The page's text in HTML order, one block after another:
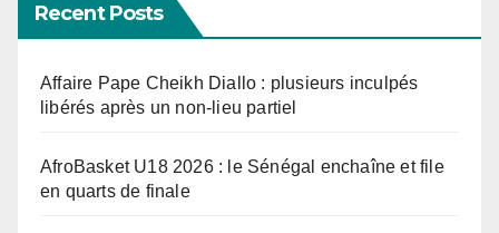
Recent Posts
Affaire Pape Cheikh Diallo : plusieurs inculpés
libérés après un non-lieu partiel
AfroBasket U18 2026 : le Sénégal enchaîne et file
en quarts de finale